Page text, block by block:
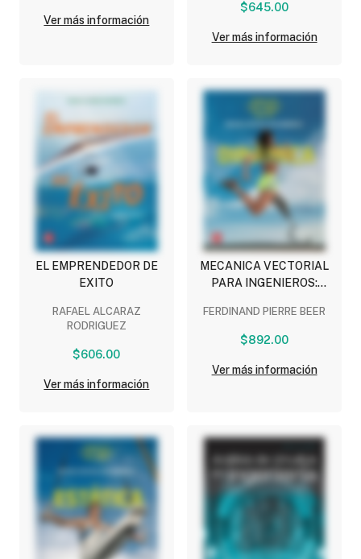
Ver más información
$645.00
Ver más información
EL EMPRENDEDOR DE
EXITO
RAFAEL ALCARAZ
RODRIGUEZ
$606.00
Ver más información
MECANICA VECTORIAL
PARA INGENIEROS:
FERDINAND PIERRE BEER
$892.00
Ver más información